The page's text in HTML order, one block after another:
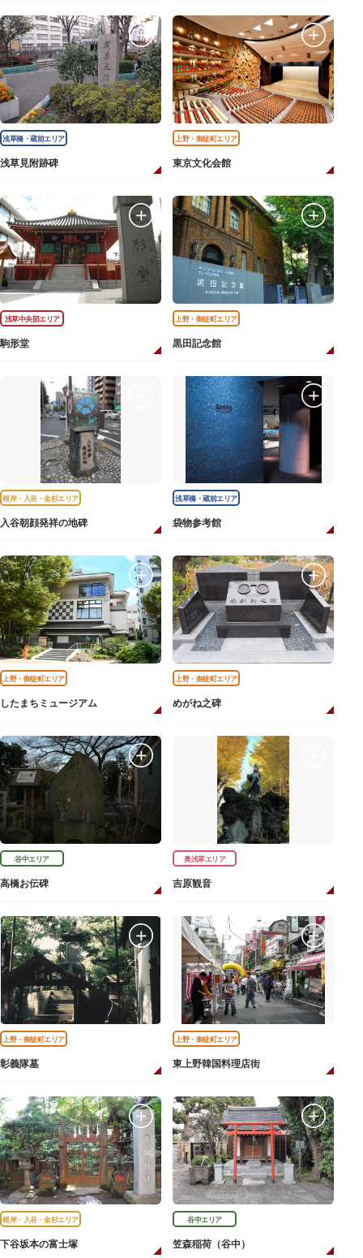
浅草橋・蔵前エリア
浅草見附跡碑
上野・御徒町エリア
東京文化会館
浅草中央部エリア
駒形堂
上野・御徒町エリア
黒田記念館
根岸・入谷・金杉エリア
入谷朝顔発祥の地碑
浅草橋・蔵前エリア
袋物参考館
上野・御徒町エリア
したまちミュージアム
上野・御徒町エリア
めがね之碑
谷中エリア
高橋お伝碑
奥浅草エリア
吉原観音
上野・御徒町エリア
彰義隊墓
上野・御徒町エリア
東上野韓国料理店街
根岸・入谷・金杉エリア
下谷坂本の富士塚
谷中エリア
笠森稲荷（谷中）